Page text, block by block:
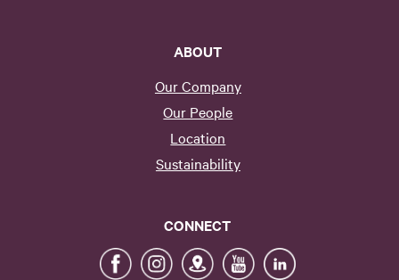
ABOUT
Our Company
Our People
Location
Sustainability
CONNECT